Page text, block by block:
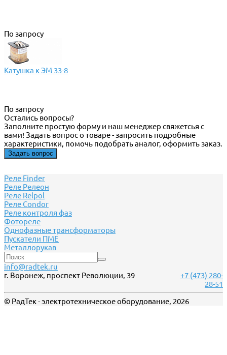
По запросу
Катушка к ЭМ 33-8
По запросу
Остались вопросы?
Заполните простую форму и наш менеджер свяжетсья с
вами! Задать вопрос о товаре - запросить подробные
характеристики, помочь подобрать аналог, оформить заказ.
Задать вопрос
Реле Finder
Реле Релеон
Реле Relpol
Реле Сondor
Реле контроля фаз
Фотореле
Однофазные трансформаторы
Пускатели ПМЕ
Металлорукав
info@radtek.ru
г. Воронеж, проспект Революции, 39
+7 (473) 280-
28-51
© РадТек - электротехническое оборудование, 2026